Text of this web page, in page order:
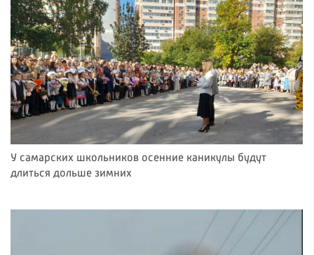
У самарских школьников осенние каникулы будут
длиться дольше зимних